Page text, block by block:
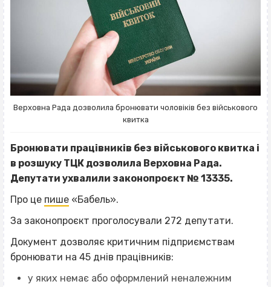
Верховна Рада дозволила бронювати чоловіків без військового
квитка
Бронювати працівників без військового квитка і
в розшуку ТЦК дозволила Верховна Рада.
Депутати ухвалили законопроєкт № 13335.
Про це пише «Бабель».
За законопроєкт проголосували 272 депутати.
Документ дозволяє критичним підприємствам
бронювати на 45 днів працівників:
у яких немає або оформлений неналежним